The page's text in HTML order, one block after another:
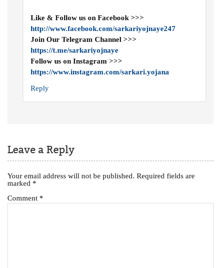
Like & Follow us on Facebook >>>
http://www.facebook.com/sarkariyojnaye247
Join Our Telegram Channel >>>
https://t.me/sarkariyojnaye
Follow us on Instagram >>>
https://www.instagram.com/sarkari.yojana
Reply
Leave a Reply
Your email address will not be published. Required fields are
marked *
Comment *